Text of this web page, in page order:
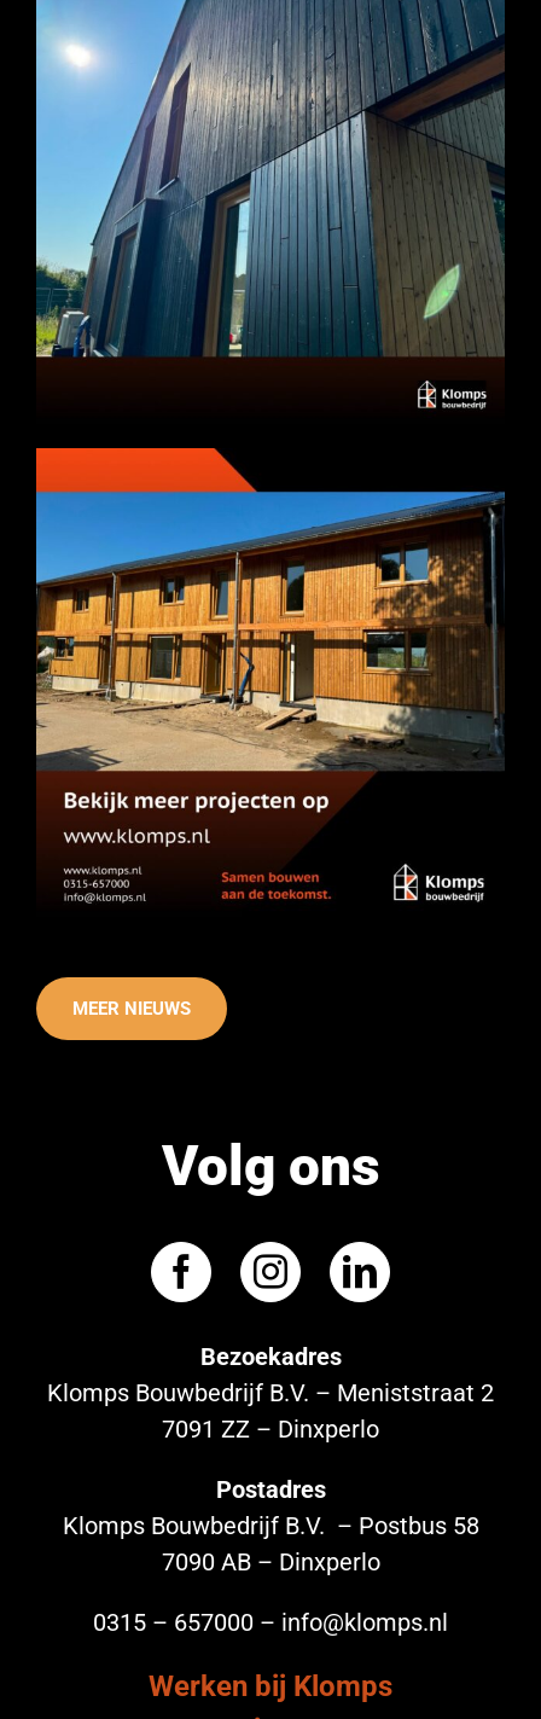
MEER NIEUWS
Volg ons
Bezoekadres
Klomps Bouwbedrijf B.V. – Meniststraat 2
7091 ZZ – Dinxperlo
Postadres
Klomps Bouwbedrijf B.V. – Postbus 58
7090 AB – Dinxperlo
0315 – 657000 – info@klomps.nl
Werken bij Klomps